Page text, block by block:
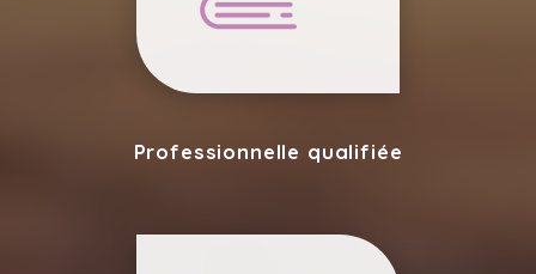
Professionnelle qualifiée